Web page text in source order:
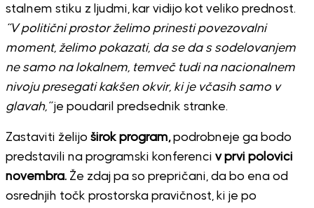
stalnem stiku z ljudmi, kar vidijo kot veliko prednost.
“V politični prostor želimo prinesti povezovalni
moment, želimo pokazati, da se da s sodelovanjem
ne samo na lokalnem, temveč tudi na nacionalnem
nivoju presegati kakšen okvir, ki je včasih samo v
glavah,”je poudaril predsednik stranke.
Zastaviti želijo širok program,podrobneje ga bodo
predstavili na programski konferenci v prvi polovici
novembra.Že zdaj pa so prepričani, da bo ena od
osrednjih točk prostorska pravičnost, ki je po